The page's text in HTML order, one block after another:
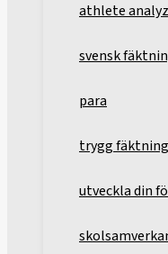
athlete
svensk
para
trygg fäktning
utveckla din